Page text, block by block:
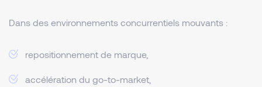
Dans des environnements concurrentiels mouvants :
repositionnement de marque,
accélération du go-to-market,